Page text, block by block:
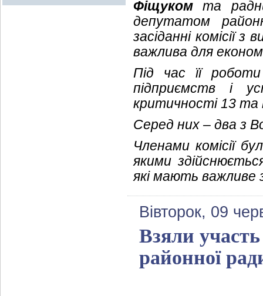
Фіщуком та
депутатом
засіданні комісії
важлива для
Під час її
підприємств і
критичності 13 та
Серед них – два з
Членами комісії
якими
які мають важливе
Вівторок, 09
Взяли участь
районної